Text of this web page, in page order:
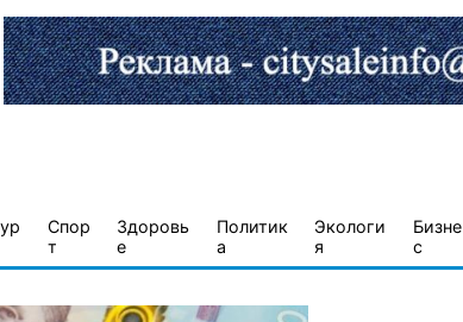
Спор
т
Здоровь
е
Политик
а
Экологи
я
Бизне
с